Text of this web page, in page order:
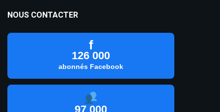
NOUS CONTACTER
f
126 000
abonnés Facebook
97 000